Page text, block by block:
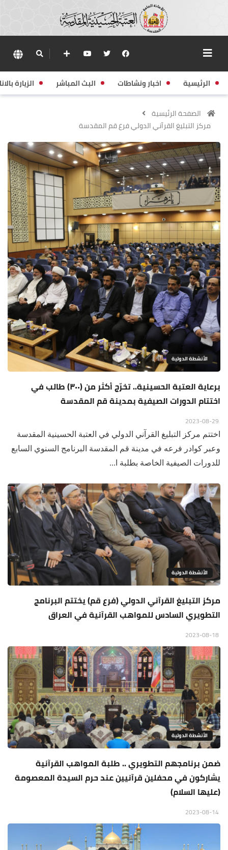
الرئيسية اخبار ونشاطات البث المباشر الزيارة
الصفحة الرئيسية
مركز التبليغ القرآني الدولي فرع قم المقدسة
الأنشطة الدولية
برعاية العتبة الحسينية.. تخرّج أكثر من (٣٠٠) طالب في
اختتام الدورات الصيفية بمدينة قم المقدسة
اختتم مركز التبليغ القرآني الدولي في العتبة الحسينية المقدسة
وعبر كوادر فرعه في مدينة قم المقدسة البرنامج السنوي السابع
للدورات الصيفية الخاصة بطلبة ا...
الأنشطة الدولية
مركز التبليغ القرآني الدولي (فرع قم) يختتم البرنامج
التطويري السادس للمواهب القرآنية في العراق
الأنشطة الدولية
ضمن برنامجهم التطويري .. طلبة المواهب القرآنية
يشاركون في محفلين قرآنيين عند حرم السيدة المعصومة
(عليها السلام)